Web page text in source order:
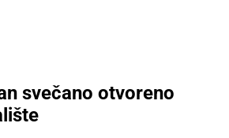
svečano otvoreno